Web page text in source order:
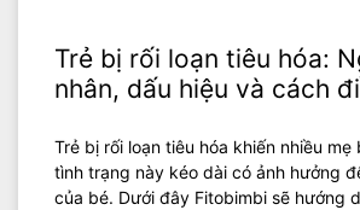
Trẻ bị rối loạn tiêu hóa:
nhân, dấu hiệu và cách
Trẻ bị rối loạn tiêu hóa khiến nhiều mẹ
tình trạng này kéo dài có ảnh hưởng
của bé. Dưới đây Fitobimbi sẽ hướng